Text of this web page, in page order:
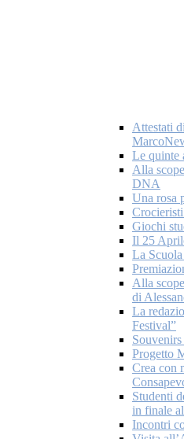
Attestati
Le quinte
Alla
DNA
Una rosa
Giochi
Il 25
La
Alla
di
La
Festival”
Progetto
Crea con
Studenti
in finale
Incontri